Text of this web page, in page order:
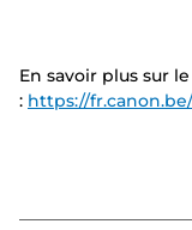
En savoir plus sur
: https://